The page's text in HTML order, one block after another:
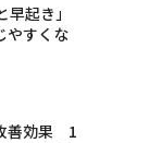
起き」
やすくな
善効果 1